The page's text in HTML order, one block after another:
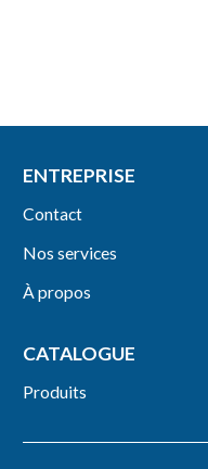
ENTREPRISE
Contact
Nos services
À propos
CATALOGUE
Produits